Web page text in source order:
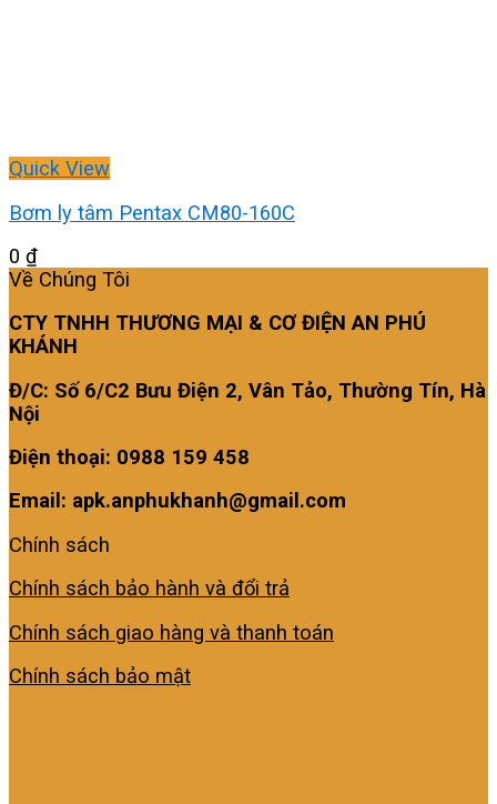
Quick View
Bơm ly tâm Pentax CM80-160C
0 ₫
Về Chúng Tôi
CTY TNHH THƯƠNG MẠI & CƠ ĐIỆN AN PHÚ
KHÁNH
Đ/C: Số 6/C2 Bưu Điện 2, Vân Tảo, Thường Tín, Hà
Nội
Điện thoại: 0988 159 458
Email: apk.anphukhanh@gmail.com
Chính sách
Chính sách bảo hành và đổi trả
Chính sách giao hàng và thanh toán
Chính sách bảo mật